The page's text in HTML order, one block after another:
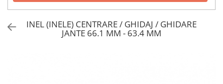
INEL (INELE) CENTRARE / GHIDAJ / GHIDARE
JANTE 66.1 MM - 63.4 MM